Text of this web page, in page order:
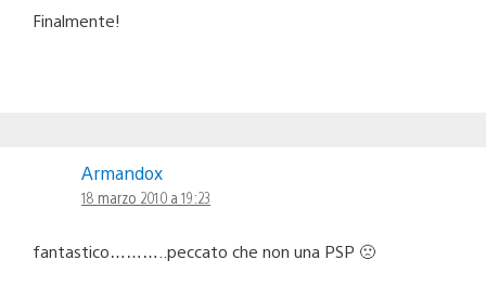
Finalmente!
Armandox
18 marzo 2010 a 19:23
fantastico………..peccato che non una PSP 🙁